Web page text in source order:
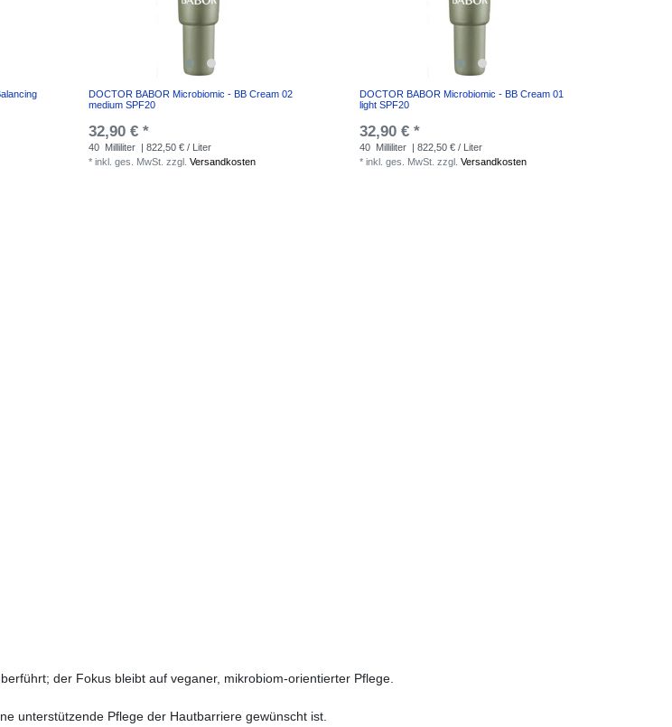
DOCTOR BABOR Microbiomic - BB Cream 02
medium SPF20
32,90 € *
40 Milliliter | 822,50 € / Liter
*inkl. ges. MwSt. zzgl.Versandkosten
DOCTOR BABOR Microbiomic - BB Cream 01
light SPF20
32,90 € *
40 Milliliter | 822,50 € / Liter
*inkl. ges. MwSt. zzgl.Versandkosten
der Fokus bleibt auf veganer, mikrobiom-orientierter Pflege.
unterstützende Pflege der Hautbarriere gewünscht ist.